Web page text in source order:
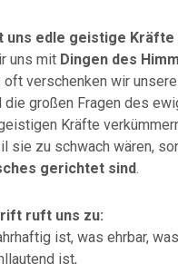
uns edle geistige
uns mit Dingen des
oft verschenken wir unsere
die großen Fragen des
Kräfte
sie zu schwach wären,
gerichtet sind.
ruft uns zu:
ist, was ehrbar,
ist,